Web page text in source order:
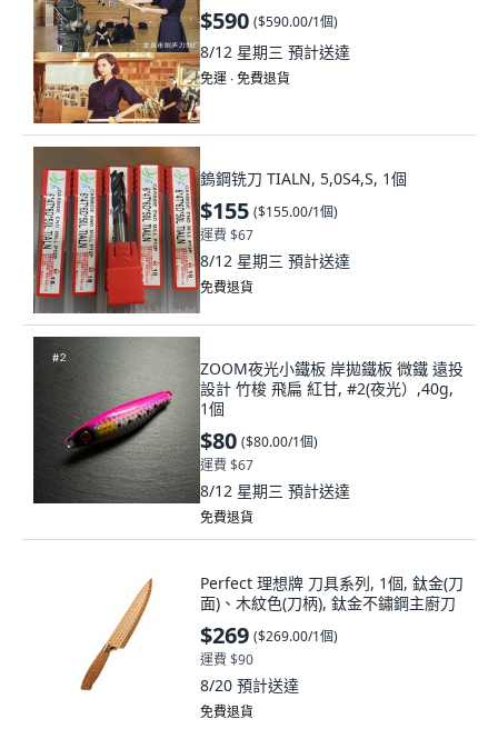
$590 ($590.00/1個)
8/12 星期三 預計送達
免運 ∙ 免費退貨
鎢鋼铣刀 TIALN, 5,0S4,S, 1個
$155 ($155.00/1個)
運費 $67
8/12 星期三 預計送達
免費退貨
ZOOM夜光小鐵板 岸拋鐵板 微鐵 遠投
設計 竹梭 飛扁 紅甘, #2(夜光）,40g,
1個
$80 ($80.00/1個)
運費 $67
8/12 星期三 預計送達
免費退貨
Perfect 理想牌 刀具系列, 1個, 鈦金(刀
面)、木紋色(刀柄), 鈦金不鏽鋼主廚刀
$269 ($269.00/1個)
運費 $90
8/20 預計送達
免費退貨